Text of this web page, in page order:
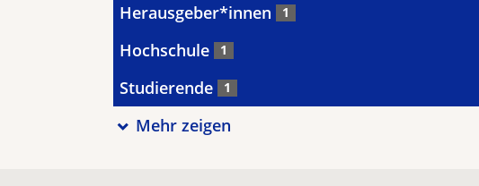
Herausgeber*innen 1
Hochschule 1
Studierende 1
Mehr zeigen